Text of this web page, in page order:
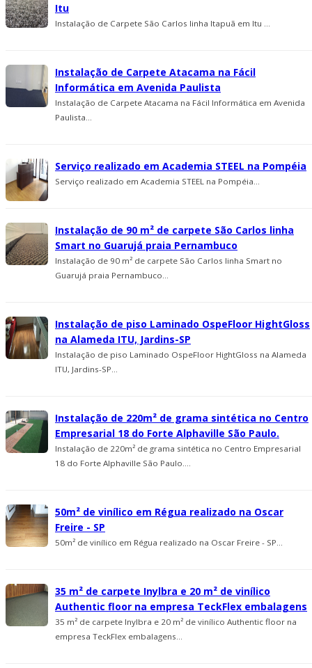
Itu
Instalação de Carpete São Carlos linha Itapuã em Itu ...
Instalação de Carpete Atacama na Fácil
Informática em Avenida Paulista
Instalação de Carpete Atacama na Fácil Informática em Avenida
Paulista...
Serviço realizado em Academia STEEL na Pompéia
Serviço realizado em Academia STEEL na Pompéia...
Instalação de 90 m² de carpete São Carlos linha
Smart no Guarujá praia Pernambuco
Instalação de 90 m² de carpete São Carlos linha Smart no
Guarujá praia Pernambuco...
Instalação de piso Laminado OspeFloor HightGloss
na Alameda ITU, Jardins-SP
Instalação de piso Laminado OspeFloor HightGloss na Alameda
ITU, Jardins-SP...
Instalação de 220m² de grama sintética no Centro
Empresarial 18 do Forte Alphaville São Paulo.
Instalação de 220m² de grama sintética no Centro Empresarial
18 do Forte Alphaville São Paulo....
50m² de vinílico em Régua realizado na Oscar
Freire - SP
50m² de vinílico em Régua realizado na Oscar Freire - SP...
35 m² de carpete Inylbra e 20 m² de viní­lico
Authentic floor na empresa TeckFlex embalagens
35 m² de carpete Inylbra e 20 m² de viní­lico Authentic floor na
empresa TeckFlex embalagens...